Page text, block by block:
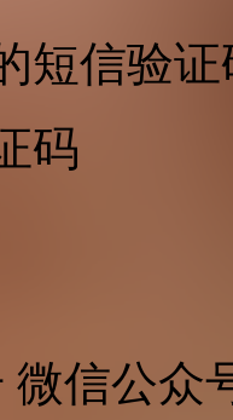
短信验证
码
微信公众